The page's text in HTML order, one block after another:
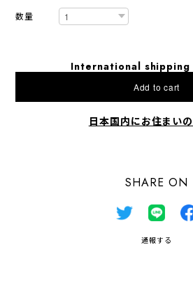
数量
International shipping
Add to cart
日本国内にお住まい
SHARE ON
通報する